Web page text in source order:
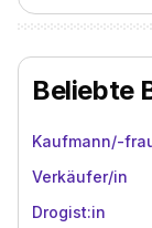
Beliebte
Kaufmann/-
Verkäufer/in
Drogist:in